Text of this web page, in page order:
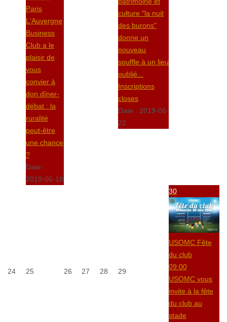
Paris
L'Auvergne
Business
Club a le
plaisir de
vous
convier à
don dîner-
débat : la
ruralité
peut-être
une chance
?
Date :
2019-06-18
culture "la nuit
des burons"
donne un
nouveau
souffle à un lieu
oublié...
Inscriptions
closes
Date : 2019-06-
22
24 25 26 27 28 29
30
USOMC Fête
du club
09:00
USOMC vous
invite à la fête
du club au
stade